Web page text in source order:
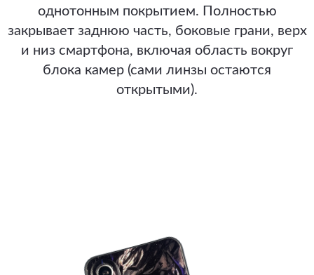
однотонным покрытием. Полностью
закрывает заднюю часть, боковые грани, верх
и низ смартфона, включая область вокруг
блока камер (сами линзы остаются
открытыми).